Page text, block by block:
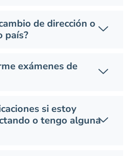
de dirección o
país?
exámenes de
si estoy
o tengo alguna